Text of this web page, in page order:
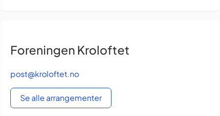
Foreningen Kroloftet
post@kroloftet.no
Se alle arrangementer